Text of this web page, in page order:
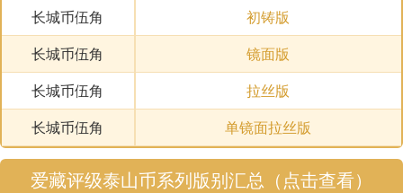
长城币伍角
初铸版
长城币伍角
镜面版
长城币伍角
拉丝版
长城币伍角
单镜面拉丝版
爱藏评级泰山币系列版别汇总（点击查看）